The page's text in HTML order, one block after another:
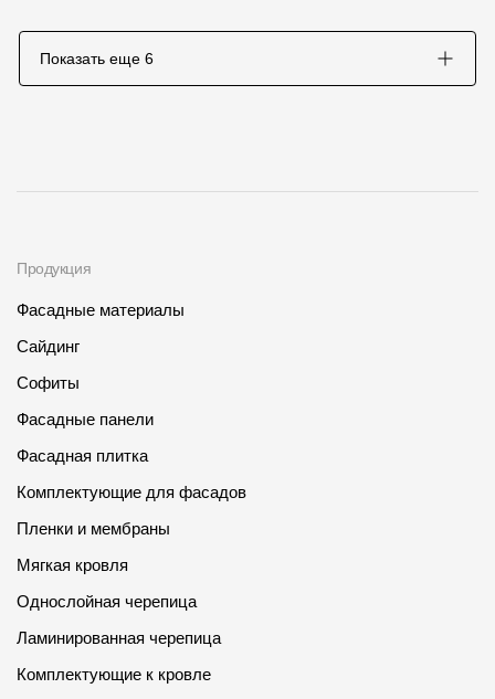
Показать еще 6
Продукция
Фасадные материалы
Сайдинг
Софиты
Фасадные панели
Фасадная плитка
Комплектующие для фасадов
Пленки и мембраны
Мягкая кровля
Однослойная черепица
Ламинированная черепица
Комплектующие к кровле